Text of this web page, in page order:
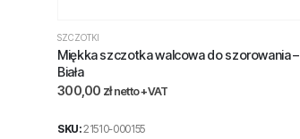
SZCZOTKI
Miękka szczotka walcowa do szorowania –
Biała
300,00 zł netto +VAT
SKU:21510-000155